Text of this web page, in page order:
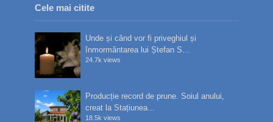
Cele mai citite
Unde și când vor fi priveghiul și
înmormântarea lui Ștefan S...
24.7k views
Producție record de prune. Soiul anului,
creat la Stațiunea...
18.5k views